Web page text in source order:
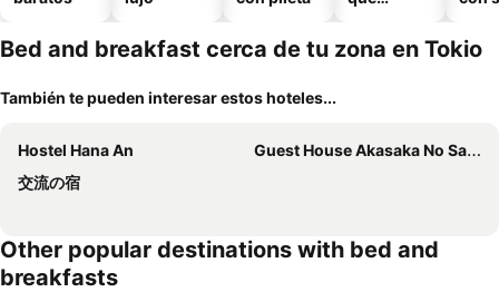
mascotas
Bed and breakfast cerca de tu zona en Tokio
También te pueden interesar estos hoteles...
Hostel Hana An
Guest House Akasaka No Sato Tokyo - Women Only
交流の宿
Other popular destinations with bed and
breakfasts